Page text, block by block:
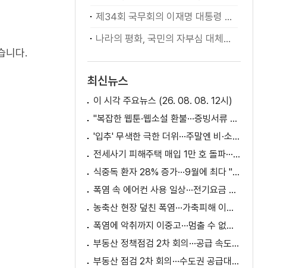
니다.
제34회 국무회의 이재명 대통령 모두발언
나라의 평화, 국민의 자부심 대체불가 대한민국 이재명 대통령 모두말씀
최신뉴스
이 시각 주요뉴스 (26. 08. 08. 12시)
"복잡한 웹툰·웹소설 환불···증빙서류 요구까지"
'입추' 무색한 극한 더위···주말엔 비·소나기
전세사기 피해주택 매입 1만 호 돌파···피해 지원 속도
식중독 환자 28% 증가···9월에 최다 "입추 방심 금물"
폭염 속 에어컨 사용 일상···전기요금 줄이려면?
농축산 현장 덮친 폭염···가축피해 이틀 새 28만 마리↑
폭염에 악취까지 이중고···멈출 수 없는 필수노동
부동산 정책점검 2차 회의···공급 속도전 본격화하나
부동산 점검 2차 회의···수도권 공급대책 논의